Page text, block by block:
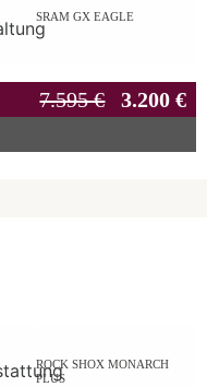
SRAM GX EAGLE
7.595 € 3.200 €
ROCK SHOX MONARCH
PLUS